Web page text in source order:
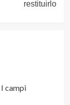
restituirlo
I campi